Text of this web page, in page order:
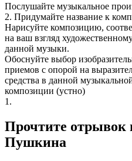
Послушайте музыкальное
2. Придумайте название к
Нарисуйте композицию,
на ваш взгляд
данной музыки.
Обоснуйте выбор
приемов с опорой на
средства в данной
композиции (устно)
1.
Прочтите отрывок
Пушкина